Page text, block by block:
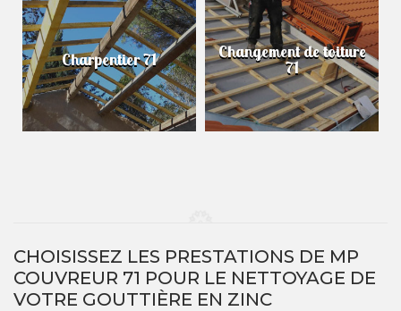
Charpentier 71 Changement de toiture
71
CHOISISSEZ LES PRESTATIONS DE MP
COUVREUR 71 POUR LE NETTOYAGE DE
VOTRE GOUTTIÈRE EN ZINC